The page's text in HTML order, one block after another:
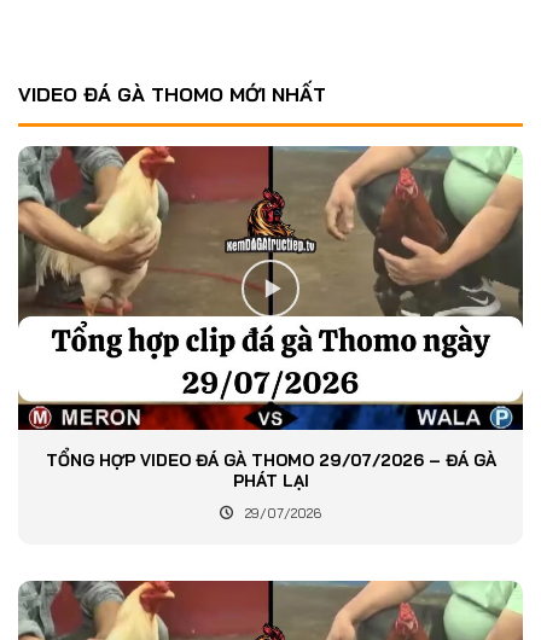
VIDEO ĐÁ GÀ THOMO MỚI NHẤT
TỔNG HỢP VIDEO ĐÁ GÀ THOMO 29/07/2026 – ĐÁ GÀ
PHÁT LẠI
29/07/2026